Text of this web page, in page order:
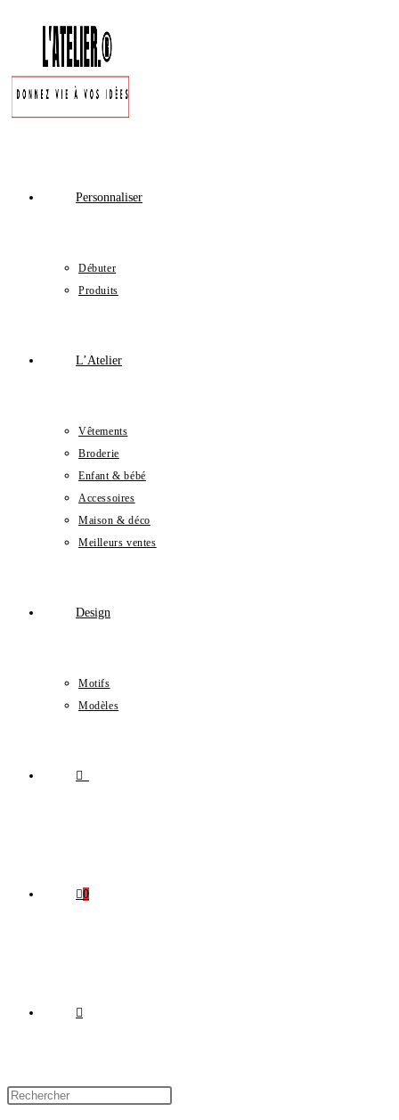
Personnaliser
Débuter
Produits
L’Atelier
Vêtements
Broderie
Enfant & bébé
Accessoires
Maison & déco
Meilleurs ventes
Design
Motifs
Modèles
0